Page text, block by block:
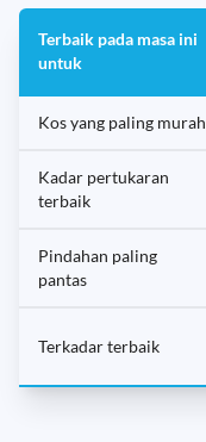
Terbaik pada masa ini
untuk
Kos yang paling murah
Kadar pertukaran
terbaik
Pindahan paling
pantas
Terkadar terbaik